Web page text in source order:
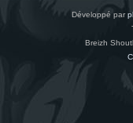
Développé par
Breizh